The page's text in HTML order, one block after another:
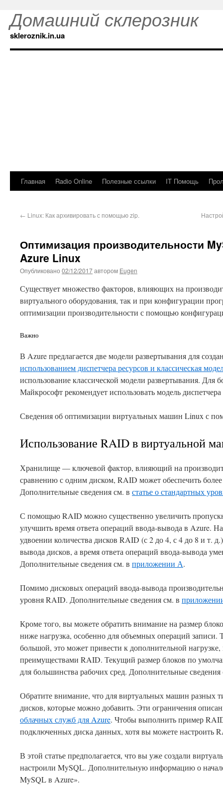
Домашний склерозник
skleroznik.in.ua
Главная Radio Online Полезные ссылки IT Помощь
← Linux: Как архивировать с помощью zip.
Оптимизация производительности
Azure Linux
Опубликовано 02/12/2017автором Eugen
Существует множество факторов, влияющих на
виртуального оборудования, так и при конфигурации
оптимизации производительности с помощью
Важно
В Azure предлагается две модели развертывания для
использованием диспетчера ресурсов и классическая
использование классической модели развертывания. Для
Майкрософт рекомендует использовать модель диспетчера
Сведения об оптимизации виртуальных машин Linux с
Использование RAID в виртуальной
Хранилище — ключевой фактор, влияющий на
сравнению с одним диском, RAID может обеспечить
Дополнительные сведения см. в статье о стандартных
С помощью RAID можно существенно увеличить
улучшить время ответа операций ввода-вывода в Azure.
удвоении количества дисков RAID (с 2 до 4, с 4 до 8 и т.
вывода дисков, а время ответа операций ввода-вывода
Дополнительные сведения см. в приложении А.
Помимо дисковых операций ввода-вывода
уровня RAID. Дополнительные сведения см. в
Кроме того, вы можете обратить внимание на размер
ниже нагрузка, особенно для объемных операций записи.
большой, это может привести к дополнительной
преимуществами RAID. Текущий размер блоков по
для большинства рабочих сред. Дополнительные
Обратите внимание, что для виртуальных машин разных
дисков, которые можно добавить. Эти ограничения
облачных служб для Azure. Чтобы выполнить пример
подключенных диска данных, хотя вы можете настроить
В этой статье предполагается, что вы уже создали
настроили MySQL. Дополнительную информацию о
MySQL в Azure».